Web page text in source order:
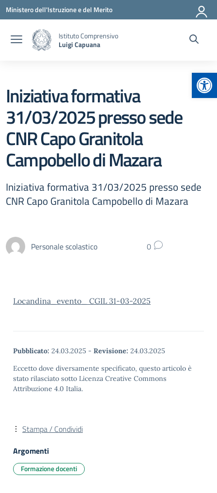
Vai ai contenuti
Vai al menu di navigazione
Vai al footer
Ministero dell'Istruzione e del Merito
Istituto Comprensivo
Luigi Capuana
Iniziativa formativa
31/03/2025 presso sede
CNR Capo Granitola
Campobello di Mazara
Iniziativa formativa 31/03/2025 presso sede
CNR Capo Granitola Campobello di Mazara
Personale scolastico 0
Locandina_evento_ CGIL 31-03-2025
Pubblicato: 24.03.2025 - Revisione: 24.03.2025
Eccetto dove diversamente specificato, questo articolo è
stato rilasciato sotto Licenza Creative Commons
Attribuzione 4.0 Italia.
Stampa / Condividi
Argomenti
Formazione docenti